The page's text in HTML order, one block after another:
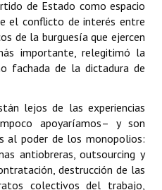
de Estado como espacio
el conflicto de interés entre
de la burguesía que ejercen
importante, relegitimó la
fachada de la dictadura de
lejos de las experiencias
apoyaríamos– y son
al poder de los monopolios:
antiobreras, outsourcing y
destrucción de las
colectivos del trabajo,